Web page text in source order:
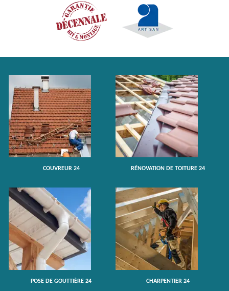
COUVREUR 24 RÉNOVATION DE TOITURE 24
POSE DE GOUTTIÈRE 24 CHARPENTIER 24